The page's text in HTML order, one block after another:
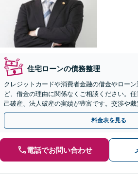
住宅ローンの債務整理
クレジットカードや消費者金融の借金やロー
ど、借金の理由に関係なくご相談ください。
己破産、法人破産の実績が豊富です。交渉や
を代理いたします【駐車場あり】
料金表を見る
電話でお問い合わせ